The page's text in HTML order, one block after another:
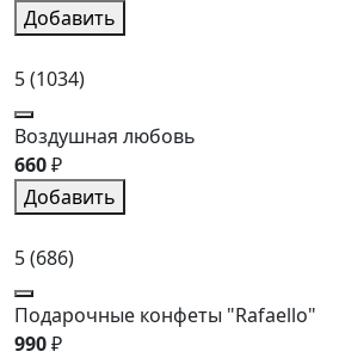
Добавить
5(1034)
Воздушная любовь
660₽
Добавить
5(686)
Подарочные конфеты "Rafaello"
990₽